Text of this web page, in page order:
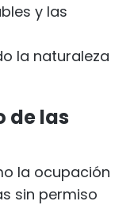
y las
la naturaleza
de las
la ocupación
sin permiso